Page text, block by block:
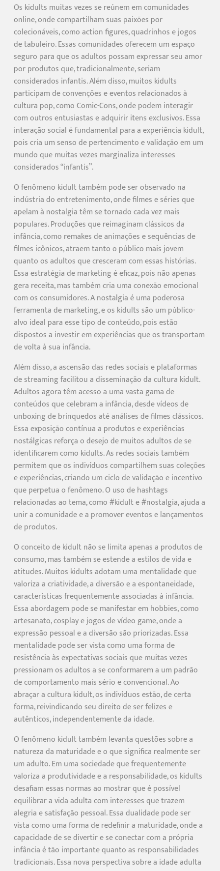
Os kidults muitas vezes se reúnem em comunidades
online, onde compartilham suas paixões por
colecionáveis, como action figures, quadrinhos e jogos
de tabuleiro. Essas comunidades oferecem um espaço
seguro para que os adultos possam expressar seu amor
por produtos que, tradicionalmente, seriam
considerados infantis. Além disso, muitos kidults
participam de convenções e eventos relacionados à
cultura pop, como Comic-Cons, onde podem interagir
com outros entusiastas e adquirir itens exclusivos. Essa
interação social é fundamental para a experiência kidult,
pois cria um senso de pertencimento e validação em um
mundo que muitas vezes marginaliza interesses
considerados “infantis”.
O fenômeno kidult também pode ser observado na
indústria do entretenimento, onde filmes e séries que
apelam à nostalgia têm se tornado cada vez mais
populares. Produções que reimaginam clássicos da
infância, como remakes de animações e sequências de
filmes icônicos, atraem tanto o público mais jovem
quanto os adultos que cresceram com essas histórias.
Essa estratégia de marketing é eficaz, pois não apenas
gera receita, mas também cria uma conexão emocional
com os consumidores. A nostalgia é uma poderosa
ferramenta de marketing, e os kidults são um público-
alvo ideal para esse tipo de conteúdo, pois estão
dispostos a investir em experiências que os transportam
de volta à sua infância.
Além disso, a ascensão das redes sociais e plataformas
de streaming facilitou a disseminação da cultura kidult.
Adultos agora têm acesso a uma vasta gama de
conteúdos que celebram a infância, desde vídeos de
unboxing de brinquedos até análises de filmes clássicos.
Essa exposição contínua a produtos e experiências
nostálgicas reforça o desejo de muitos adultos de se
identificarem como kidults. As redes sociais também
permitem que os indivíduos compartilhem suas coleções
e experiências, criando um ciclo de validação e incentivo
que perpetua o fenômeno. O uso de hashtags
relacionadas ao tema, como #kidult e #nostalgia, ajuda a
unir a comunidade e a promover eventos e lançamentos
de produtos.
O conceito de kidult não se limita apenas a produtos de
consumo, mas também se estende a estilos de vida e
atitudes. Muitos kidults adotam uma mentalidade que
valoriza a criatividade, a diversão e a espontaneidade,
características frequentemente associadas à infância.
Essa abordagem pode se manifestar em hobbies, como
artesanato, cosplay e jogos de vídeo game, onde a
expressão pessoal e a diversão são priorizadas. Essa
mentalidade pode ser vista como uma forma de
resistência às expectativas sociais que muitas vezes
pressionam os adultos a se conformarem a um padrão
de comportamento mais sério e convencional. Ao
abraçar a cultura kidult, os indivíduos estão, de certa
forma, reivindicando seu direito de ser felizes e
autênticos, independentemente da idade.
O fenômeno kidult também levanta questões sobre a
natureza da maturidade e o que significa realmente ser
um adulto. Em uma sociedade que frequentemente
valoriza a produtividade e a responsabilidade, os kidults
desafiam essas normas ao mostrar que é possível
equilibrar a vida adulta com interesses que trazem
alegria e satisfação pessoal. Essa dualidade pode ser
vista como uma forma de redefinir a maturidade, onde a
capacidade de se divertir e se conectar com a própria
infância é tão importante quanto as responsabilidades
tradicionais. Essa nova perspectiva sobre a idade adulta